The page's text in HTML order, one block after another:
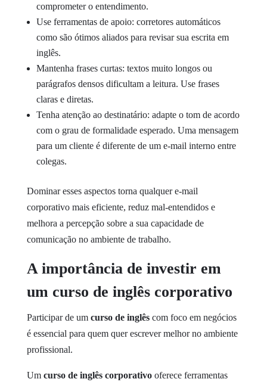
comprometer o entendimento.
Use ferramentas de apoio: corretores automáticos
como são ótimos aliados para revisar sua escrita em
inglês.
Mantenha frases curtas: textos muito longos ou
parágrafos densos dificultam a leitura. Use frases
claras e diretas.
Tenha atenção ao destinatário: adapte o tom de acordo
com o grau de formalidade esperado. Uma mensagem
para um cliente é diferente de um e-mail interno entre
colegas.
Dominar esses aspectos torna qualquer e-mail
corporativo mais eficiente, reduz mal-entendidos e
melhora a percepção sobre a sua capacidade de
comunicação no ambiente de trabalho.
A importância de investir em
um curso de inglês corporativo
Participar de um curso de inglêscom foco em negócios
é essencial para quem quer escrever melhor no ambiente
profissional.
Um curso de inglês corporativooferece ferramentas